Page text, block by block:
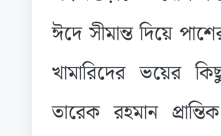
ঈদে সীমান্ত দিয়ে
খামারিদের ভয়ের
তারেক রহমান